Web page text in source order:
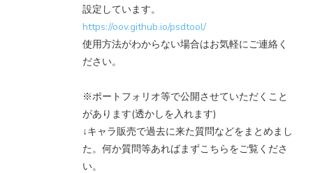
設定しています。
https://oov.github.io/psdtool/
使用方法がわからない場合はお気軽にご連絡く
ださい。
※ポートフォリオ等で公開させていただくこと
があります(透かしを入れます)
↓キャラ販売で過去に来た質問などをまとめまし
た。何か質問等あればまずこちらをご覧くださ
い。